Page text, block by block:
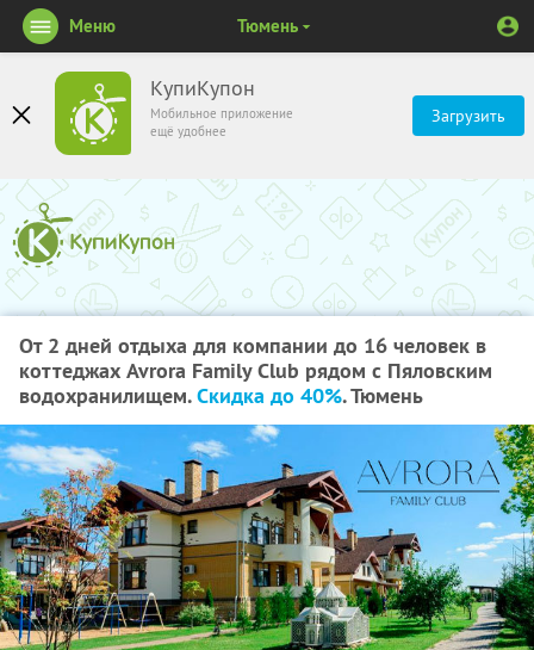
КупиКупон
Мобильное приложение
ещё удобнее
Загрузить
Меню Тюмень
От 2 дней отдыха для компании до 16 человек в
коттеджах Avrora Family Club рядом с Пяловским
водохранилищем.Скидка до 40%. Тюмень